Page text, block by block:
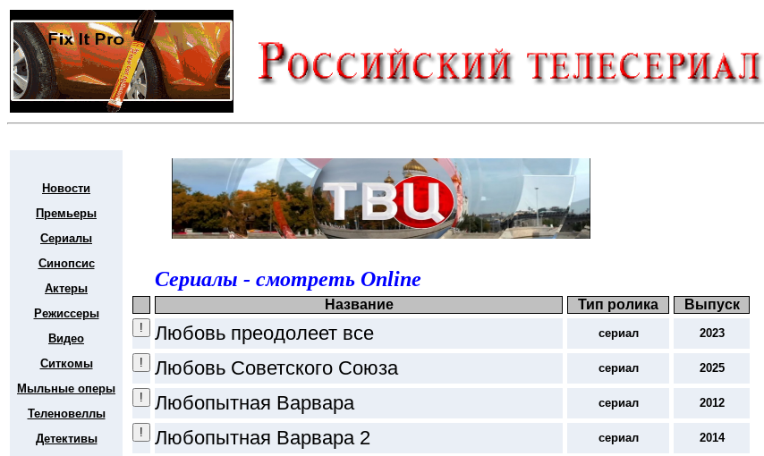
Новости
Премьеры
Сериалы
Синопсис
Актеры
Режиссеры
Видео
Ситкомы
Мыльные оперы
Теленовеллы
Детективы
Сериалы - смотреть Online
Название Тип ролика Выпуск
Любовь преодолеет все сериал 2023
Любовь Советского Союза сериал 2025
Любопытная Варвара сериал 2012
Любопытная Варвара 2 сериал 2014